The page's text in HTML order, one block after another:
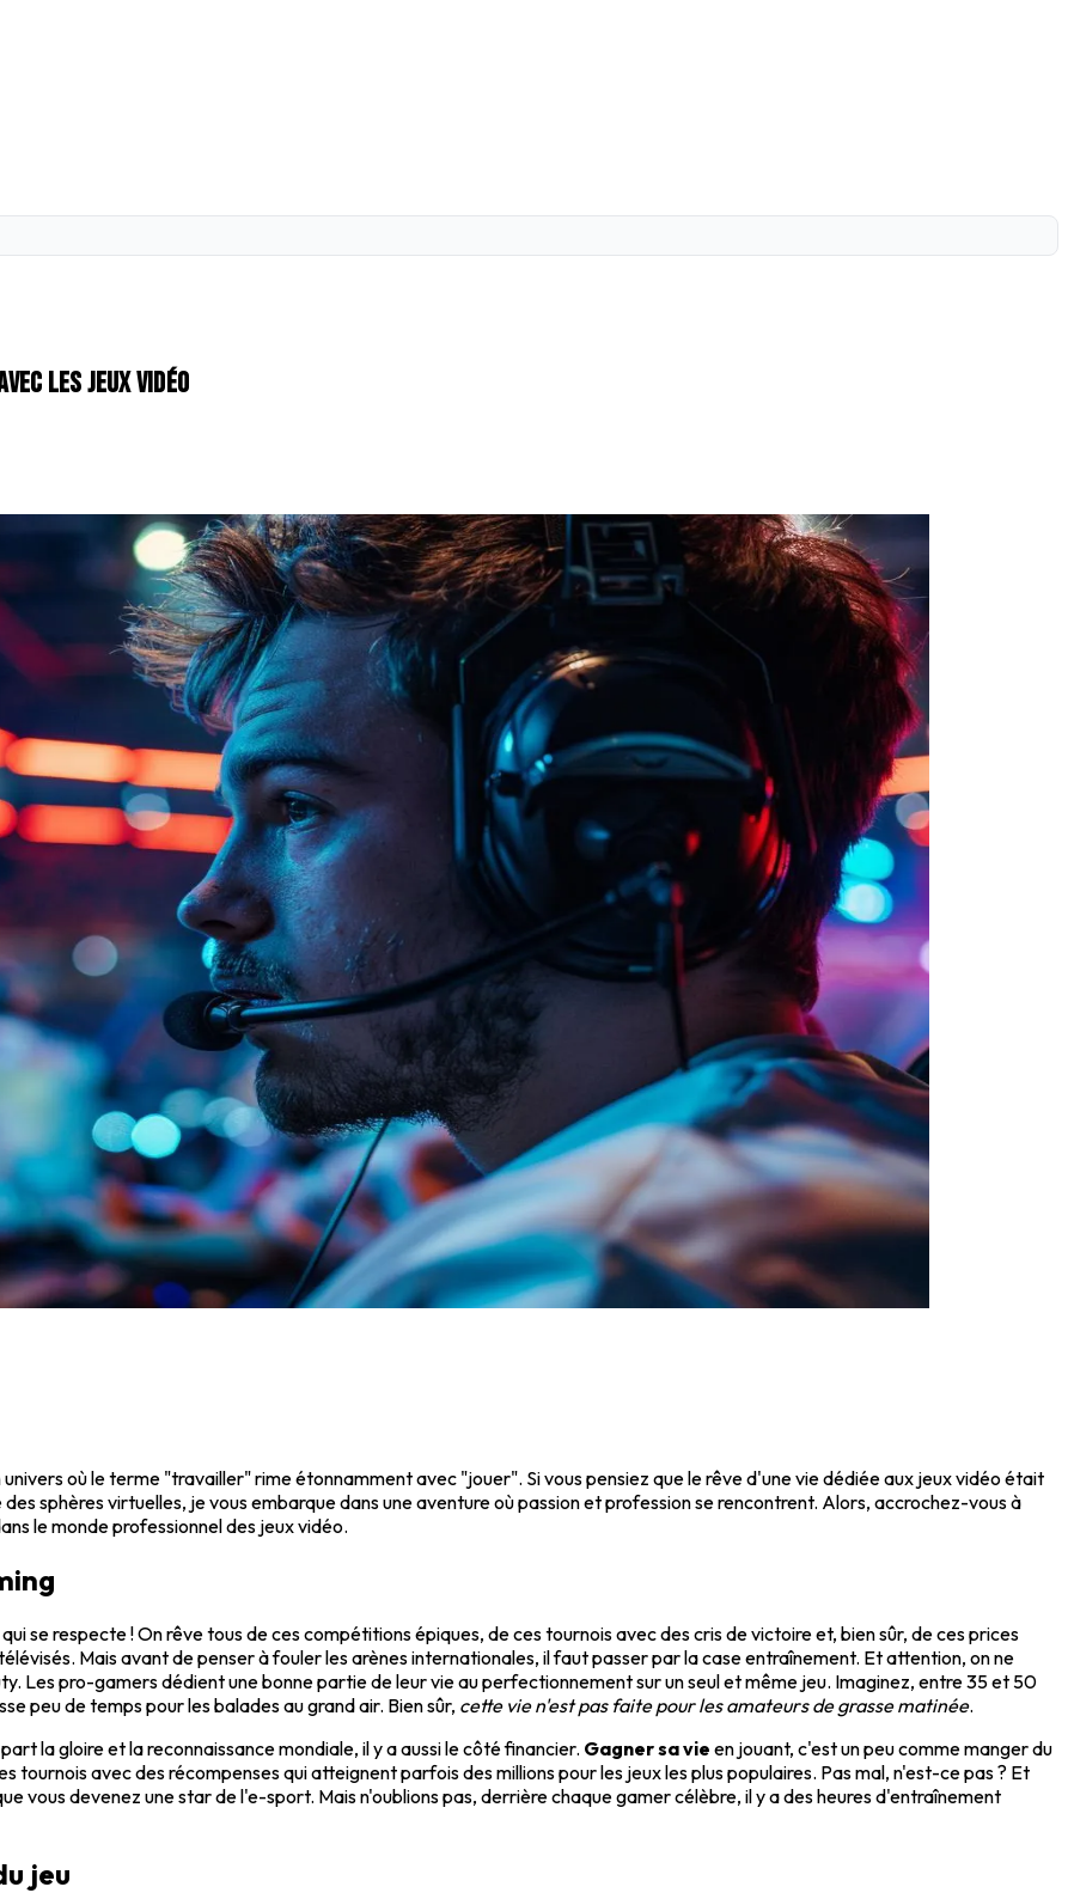
les jeux vidéo
où le terme "travailler" rime étonnamment avec "jouer". Si vous pensiez que le rêve d'une vie dédiée aux jeux vidéo était
sphères virtuelles, je vous embarque dans une aventure où passion et profession se rencontrent. Alors, accrochez-vous à
le monde professionnel des jeux vidéo.
se respecte ! On rêve tous de ces compétitions épiques, de ces tournois avec des cris de victoire et, bien sûr, de ces prices
Mais avant de penser à fouler les arènes internationales, il faut passer par la case entraînement. Et attention, on ne
Les pro-gamers dédient une bonne partie de leur vie au perfectionnement sur un seul et même jeu. Imaginez, entre 35 et 50
peu de temps pour les balades au grand air. Bien sûr, cette vie n'est pas faite pour les amateurs de grasse matinée.
la gloire et la reconnaissance mondiale, il y a aussi le côté financier. Gagner sa vie en jouant, c'est un peu comme manger du
tournois avec des récompenses qui atteignent parfois des millions pour les jeux les plus populaires. Pas mal, n'est-ce pas ? Et
vous devenez une star de l'e-sport. Mais n'oublions pas, derrière chaque gamer célèbre, il y a des heures d'entraînement
jeu